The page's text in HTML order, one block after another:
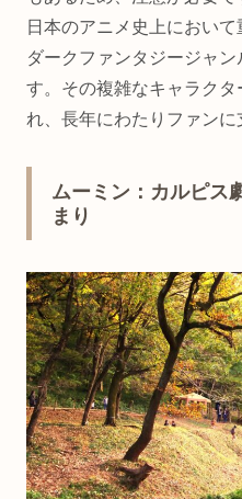
日本のアニメ史上におい
ダークファンタジージャ
す。その複雑なキャラク
れ、長年にわたりファンに
ムーミン：カルピス
まり